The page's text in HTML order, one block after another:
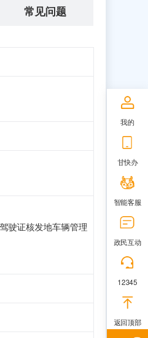
常见问题
驶证核发地车辆管理
我的
甘快办
智能客服
政民互动
12345
返回顶部